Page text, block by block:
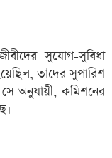
সুযোগ-সুবিধা
তাদের সুপারিশ
অনুযায়ী, কমিশনের